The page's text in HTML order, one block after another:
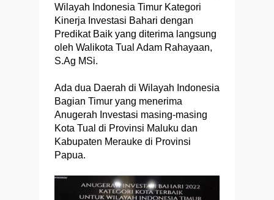
Wilayah Indonesia Timur Kategori
Kinerja Investasi Bahari dengan
Predikat Baik yang diterima langsung
oleh Walikota Tual Adam Rahayaan,
S.Ag MSi.
Ada dua Daerah di Wilayah Indonesia
Bagian Timur yang menerima
Anugerah Investasi masing-masing
Kota Tual di Provinsi Maluku dan
Kabupaten Merauke di Provinsi
Papua.